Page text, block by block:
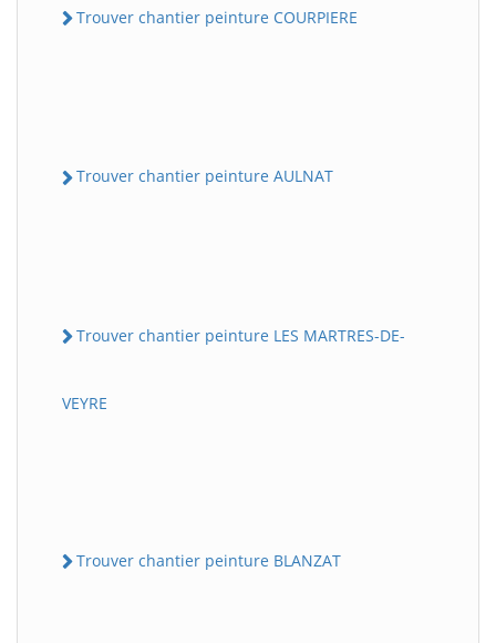
Trouver chantier peinture COURPIERE
Trouver chantier peinture AULNAT
Trouver chantier peinture LES MARTRES-DE-
VEYRE
Trouver chantier peinture BLANZAT